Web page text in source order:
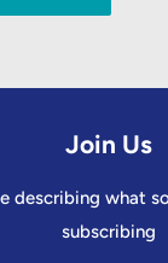
Join Us
describing what
subscribing